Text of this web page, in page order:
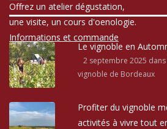
Offrez un atelier dégustation,
une visite, un cours d'oenologie.
Informations et commande
Le vignoble en
2 septembre 2025
vignoble de Bordeaux
Profiter du vignoble
activités à vivre tout